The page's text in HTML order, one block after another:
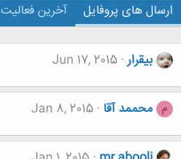
ارسال های پروفایل آخرین فعالیت
بيقرار Jun 17, 2015
م محممد آقا Jan 8, 2015